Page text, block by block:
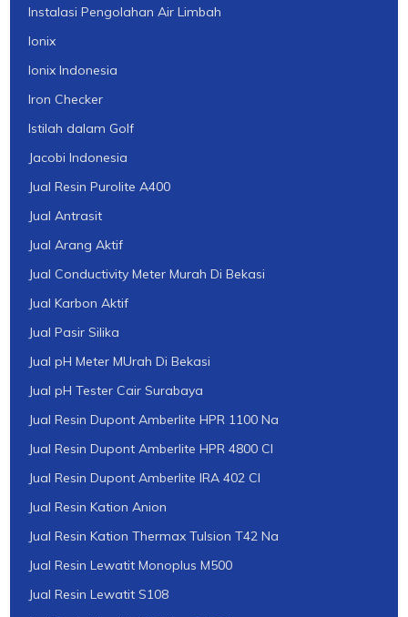
Instalasi Pengolahan Air Limbah
Ionix
Ionix Indonesia
Iron Checker
Istilah dalam Golf
Jacobi Indonesia
Jual Resin Purolite A400
Jual Antrasit
Jual Arang Aktif
Jual Conductivity Meter Murah Di Bekasi
Jual Karbon Aktif
Jual Pasir Silika
Jual pH Meter MUrah Di Bekasi
Jual pH Tester Cair Surabaya
Jual Resin Dupont Amberlite HPR 1100 Na
Jual Resin Dupont Amberlite HPR 4800 Cl
Jual Resin Dupont Amberlite IRA 402 Cl
Jual Resin Kation Anion
Jual Resin Kation Thermax Tulsion T42 Na
Jual Resin Lewatit Monoplus M500
Jual Resin Lewatit S108